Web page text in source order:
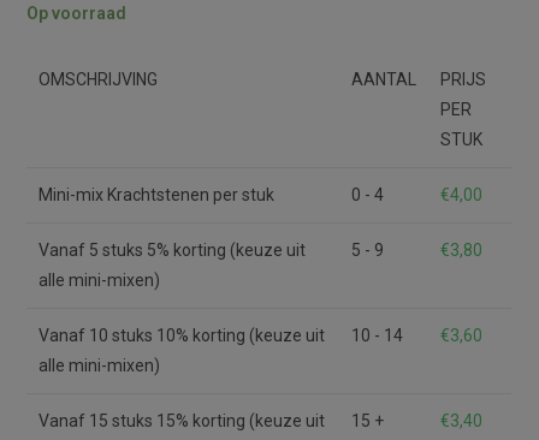
Op voorraad
OMSCHRIJVING AANTAL
PRIJS
PER
STUK
Mini-mix Krachtstenen per stuk 0 - 4 €4,00
Vanaf 5 stuks 5% korting (keuze uit
alle mini-mixen)
5 - 9 €3,80
Vanaf 10 stuks 10% korting (keuze uit
alle mini-mixen)
10 - 14 €3,60
Vanaf 15 stuks 15% korting (keuze uit
15 + €3,40